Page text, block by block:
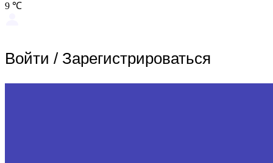
9 ℃
Войти / Зарегистрироваться